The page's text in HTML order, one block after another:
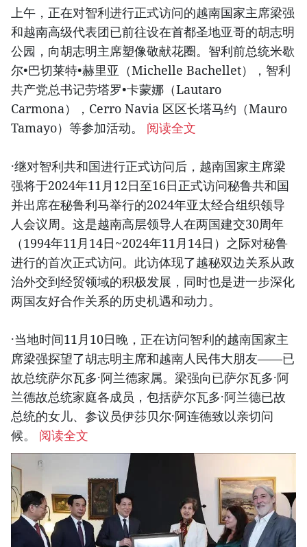
上午，正在对智利进行正式访问的越南国家主席梁强
和越南高级代表团已前往设在首都圣地亚哥的胡志明
公园，向胡志明主席塑像敬献花圈。智利前总统米歇
尔•巴切莱特•赫里亚（Michelle Bachellet），智利
共产党总书记劳塔罗•卡蒙娜（Lautaro
Carmona），Cerro Navia 区区长塔马约（Mauro
Tamayo）等参加活动。 阅读全文
·继对智利共和国进行正式访问后，越南国家主席梁
强将于2024年11月12日至16日正式访问秘鲁共和国
并出席在秘鲁利马举行的2024年亚太经合组织领导
人会议周。这是越南高层领导人在两国建交30周年
（1994年11月14日~2024年11月14日）之际对秘鲁
进行的首次正式访问。此访体现了越秘双边关系从政
治外交到经贸领域的积极发展，同时也是进一步深化
两国友好合作关系的历史机遇和动力。
·当地时间11月10日晚，正在访问智利的越南国家主
席梁强探望了胡志明主席和越南人民伟大朋友——已
故总统萨尔瓦多·阿兰德家属。梁强向已萨尔瓦多·阿
兰德故总统家庭各成员，包括萨尔瓦多·阿兰德已故
总统的女儿、参议员伊莎贝尔·阿连德致以亲切问
候。 阅读全文